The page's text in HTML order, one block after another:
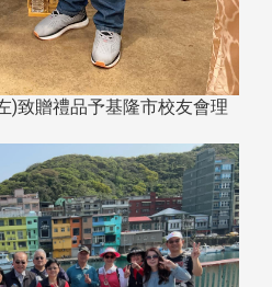
致贈禮品予基隆市校友會理